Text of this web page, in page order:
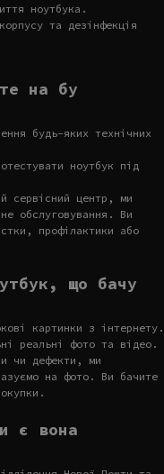
ноутбука.
та дезінфекція
на бу
будь-яких технічних
ноутбук під
сервісний центр, ми
обслуговування. Ви
профілактики або
що бачу
картинки з інтернету.
реальні фото та відео.
чи дефекти, ми
на фото. Ви бачите
є вона